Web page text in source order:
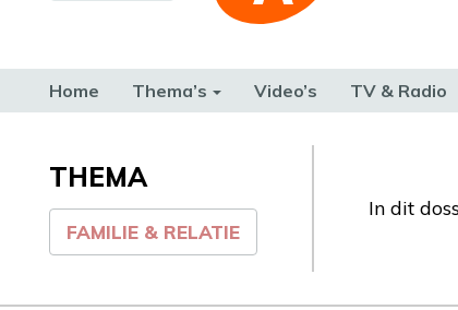
Home Thema’s Video’s TV & Radio
TERUG NAAR TOEN
THEMA
FAMILIE & RELATIE
In dit